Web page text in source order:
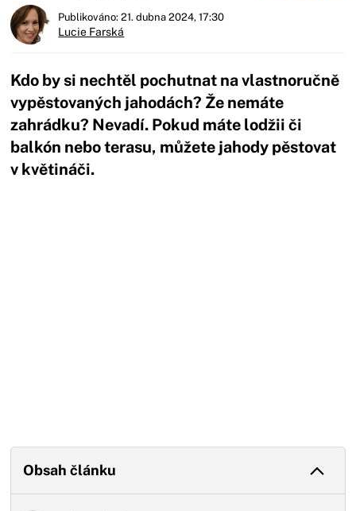
Publikováno: 21. dubna 2024, 17:30
Lucie Farská
Kdo by si nechtěl pochutnat na vlastnoručně
vypěstovaných jahodách? Že nemáte
zahrádku? Nevadí. Pokud máte lodžii či
balkón nebo terasu, můžete jahody pěstovat
v květináči.
Obsah článku